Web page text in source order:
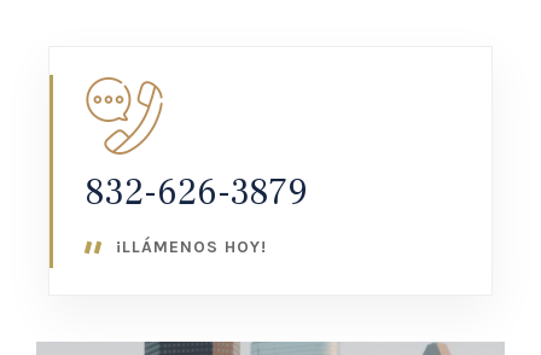
832-626-3879
¡LLÁMENOS HOY!